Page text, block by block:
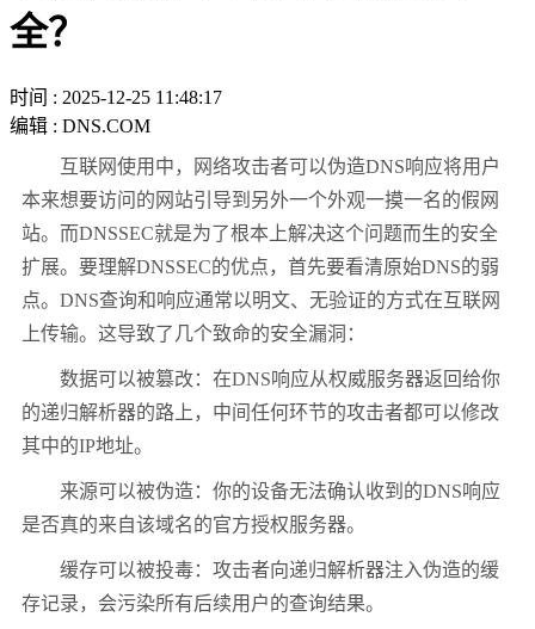
全？
时间 : 2025-12-25 11:48:17
编辑 : DNS.COM
互联网使用中，网络攻击者可以伪造DNS响应将用户
本来想要访问的网站引导到另外一个外观一摸一名的假网
站。而DNSSEC就是为了根本上解决这个问题而生的安全
扩展。要理解DNSSEC的优点，首先要看清原始DNS的弱
点。 DNS查询和响应通常以明文、无验证的方式在互联网
上传输。这导致了几个致命的安全漏洞：
数据可以被篡改：在DNS响应从权威服务器返回给你
的递归解析器的路上，中间任何环节的攻击者都可以修改
其中的IP地址。
来源可以被伪造：你的设备无法确认收到的DNS响应
是否真的来自该域名的官方授权服务器。
缓存可以被投毒：攻击者向递归解析器注入伪造的缓
存记录，会污染所有后续用户的查询结果。